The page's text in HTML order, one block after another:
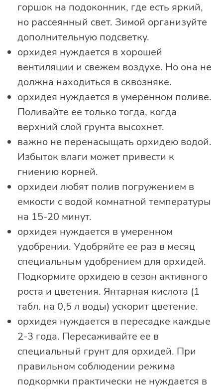
горшок на подоконник, где есть яркий,
но рассеянный свет. Зимой организуйте
дополнительную подсветку.
орхидея нуждается в хорошей
вентиляции и свежем воздухе. Но она не
должна находиться в сквозняке.
орхидея нуждается в умеренном поливе.
Поливайте ее только тогда, когда
верхний слой грунта высохнет.
важно не перенасыщать орхидею водой.
Избыток влаги может привести к
гниению корней.
орхидеи любят полив погружением в
емкости с водой комнатной температуры
на 15-20 минут.
орхидея нуждается в умеренном
удобрении. Удобряйте ее раз в месяц
специальным удобрением для орхидей.
Подкормите орхидею в сезон активного
роста и цветения. Янтарная кислота (1
табл. на 0,5 л воды) ускорит цветение.
орхидея нуждается в пересадке каждые
2-3 года. Пересаживайте ее в
специальный грунт для орхидей. При
правильном соблюдении режима
подкормки практически не нуждается в